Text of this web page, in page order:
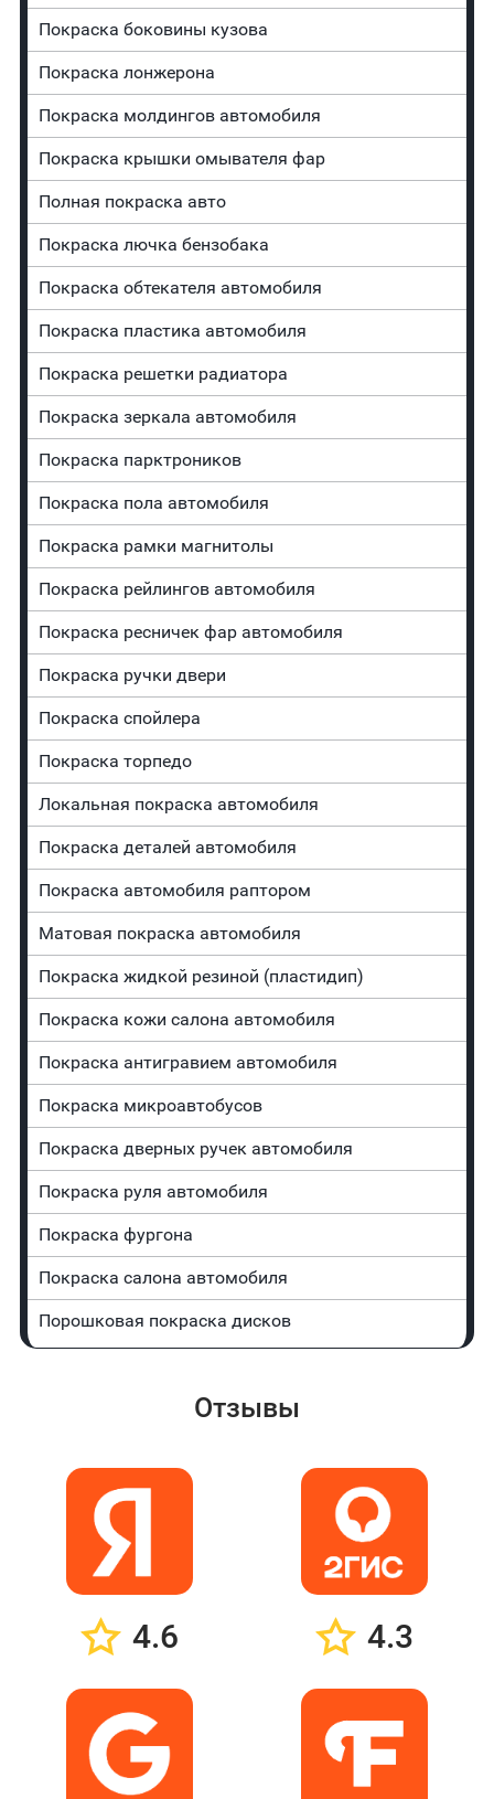
Покраска боковины кузова
Покраска лонжерона
Покраска молдингов автомобиля
Покраска крышки омывателя фар
Полная покраска авто
Покраска лючка бензобака
Покраска обтекателя автомобиля
Покраска пластика автомобиля
Покраска решетки радиатора
Покраска зеркала автомобиля
Покраска парктроников
Покраска пола автомобиля
Покраска рамки магнитолы
Покраска рейлингов автомобиля
Покраска ресничек фар автомобиля
Покраска ручки двери
Покраска спойлера
Покраска торпедо
Локальная покраска автомобиля
Покраска деталей автомобиля
Покраска автомобиля раптором
Матовая покраска автомобиля
Покраска жидкой резиной (пластидип)
Покраска кожи салона автомобиля
Покраска антигравием автомобиля
Покраска микроавтобусов
Покраска дверных ручек автомобиля
Покраска руля автомобиля
Покраска фургона
Покраска салона автомобиля
Порошковая покраска дисков
Отзывы
4.6 4.3